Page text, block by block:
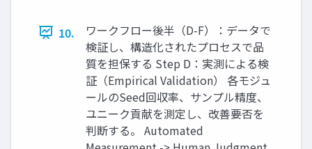
10.
ワークフロー後半（D-F）：データで
検証し、構造化されたプロセスで品
質を担保する Step D：実測による検
証（Empirical Validation） 各モジュ
ールのSeed回収率、サンプル精度、
ユニーク貢献を測定し、改善要否を
判断する。 Automated